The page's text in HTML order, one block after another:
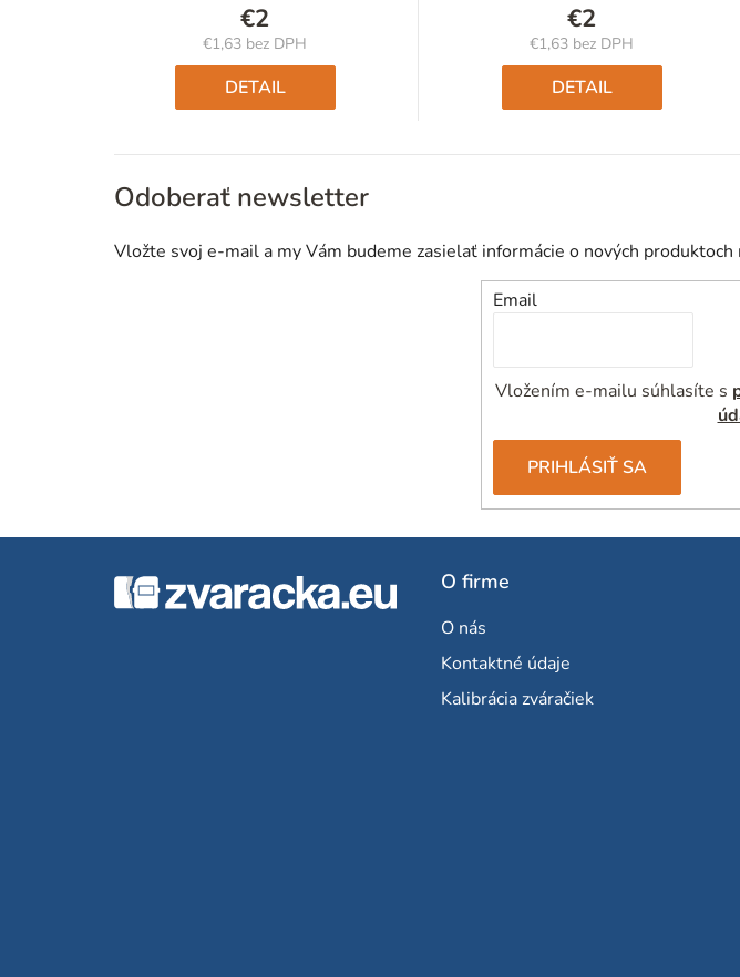
€2
€1,63 bez DPH
Jednotková
cena:
DETAIL
€2
€1,63 bez DPH
Jednotková
cena:
DETAIL
Odoberať newsletter
Vložte svoj e-mail a my Vám budeme zasielať informácie o nových produktoch
Email
Vložením e-mailu súhlasíte s
PRIHLÁSIŤ SA
O firme
O nás
Kontaktné údaje
Kalibrácia zváračiek